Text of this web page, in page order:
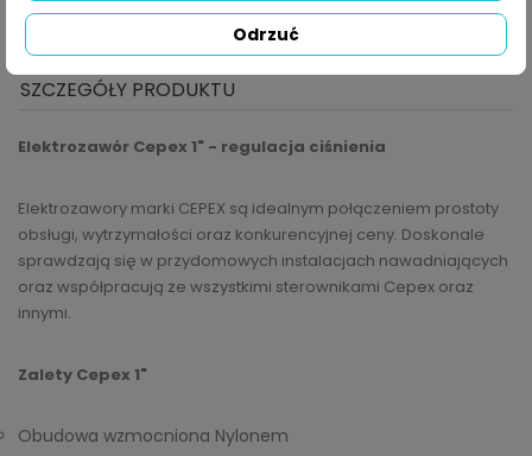
OPIS
SZCZEGÓŁY PRODUKTU
Elektrozawór Cepex 1" - regulacja ciśnienia
Elektrozawory marki CEPEX są idealnym połączeniem prostoty
obsługi, wytrzymałości oraz konkurencyjnej ceny. Doskonale
sprawdzają się w przydomowych instalacjach nawadniających
oraz współpracują ze wszystkimi sterownikami Cepex oraz
innymi.
Zalety Cepex 1"
Obudowa wzmocniona Nylonem
Odrzuć